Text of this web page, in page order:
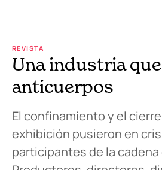
REVISTA
Una industria
anticuerpos
El confinamiento y el
exhibición pusieron en
participantes de la cadena